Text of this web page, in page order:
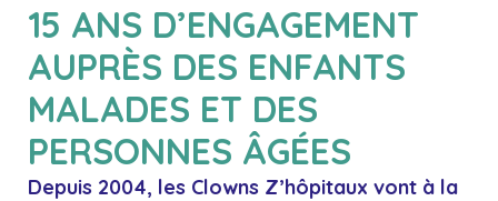
15 ANS D’ENGAGEMENT
AUPRÈS DES ENFANTS
MALADES ET DES
PERSONNES ÂGÉES
Depuis 2004, les Clowns Z’hôpitaux vont à la